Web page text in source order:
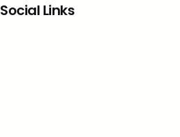
Social Links